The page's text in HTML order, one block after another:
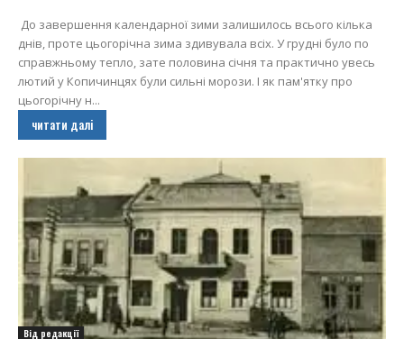
До завершення календарної зими залишилось всього кілька
днів, проте цьогорічна зима здивувала всіх. У грудні було по
справжньому тепло, зате половина січня та практично увесь
лютий у Копичинцях були сильні морози. І як пам'ятку про
цьогорічну н...
читати далі
Від редакції